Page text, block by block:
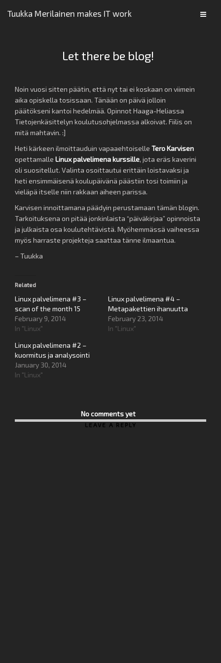
Tuukka Merilainen makes IT work
Let there be blog!
Noin vuosi sitten päätin, että nyt tai ei koskaan on viimein
aika opiskella tosissaan. Tänään on päivä jolloin
päätökseni kantoi hedelmää. Opinnot Haaga-Heliassa
Tietojenkäsittelyn koulutusohjelmassa alkoivat. Fiilis on
mitä mahtavin. :]
Heti kärkeen ilmoittauduin vapaaehtoiselle Tero Karvisen
opettamalle Linux palvelimena kurssille, jota eräs kaverini
oli suositellut. Valinta osoittautui erittäin loistavaksi ja
heti ensimmäisenä koulupäivänä päästiin tosi toimiin ja
vieläpä itselle niin rakkaan aiheen parissa.
Karvisen innoittamana päädyin perustamaan tämän blogin.
Tarkoituksena on pitää jonkinlaista “päiväkirjaa” opinnoista
ja julkaista osa koulutehtävistä. Myöhemmässä vaiheessa
myös harraste projekteja saattaa tänne ilmaantua.
– Tuukka
Related
Linux palvelimena #3 –
scan of the month 15
February 9, 2014
In "Linux"
Linux palvelimena #4 –
Metapakettien ihanuutta
February 23, 2014
In "Linux"
Linux palvelimena #2 –
kuormitus ja analysointi
January 30, 2014
In "Linux"
No comments yet
LEAVE A REPLY